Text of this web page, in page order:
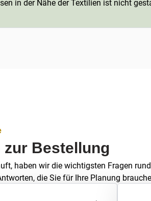
in der Nähe der Textilien ist nicht
zur Bestellung
haben wir die wichtigsten Fragen
die Sie für Ihre Planung